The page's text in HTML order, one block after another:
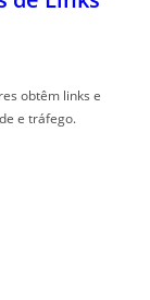
obtêm links e
e tráfego.